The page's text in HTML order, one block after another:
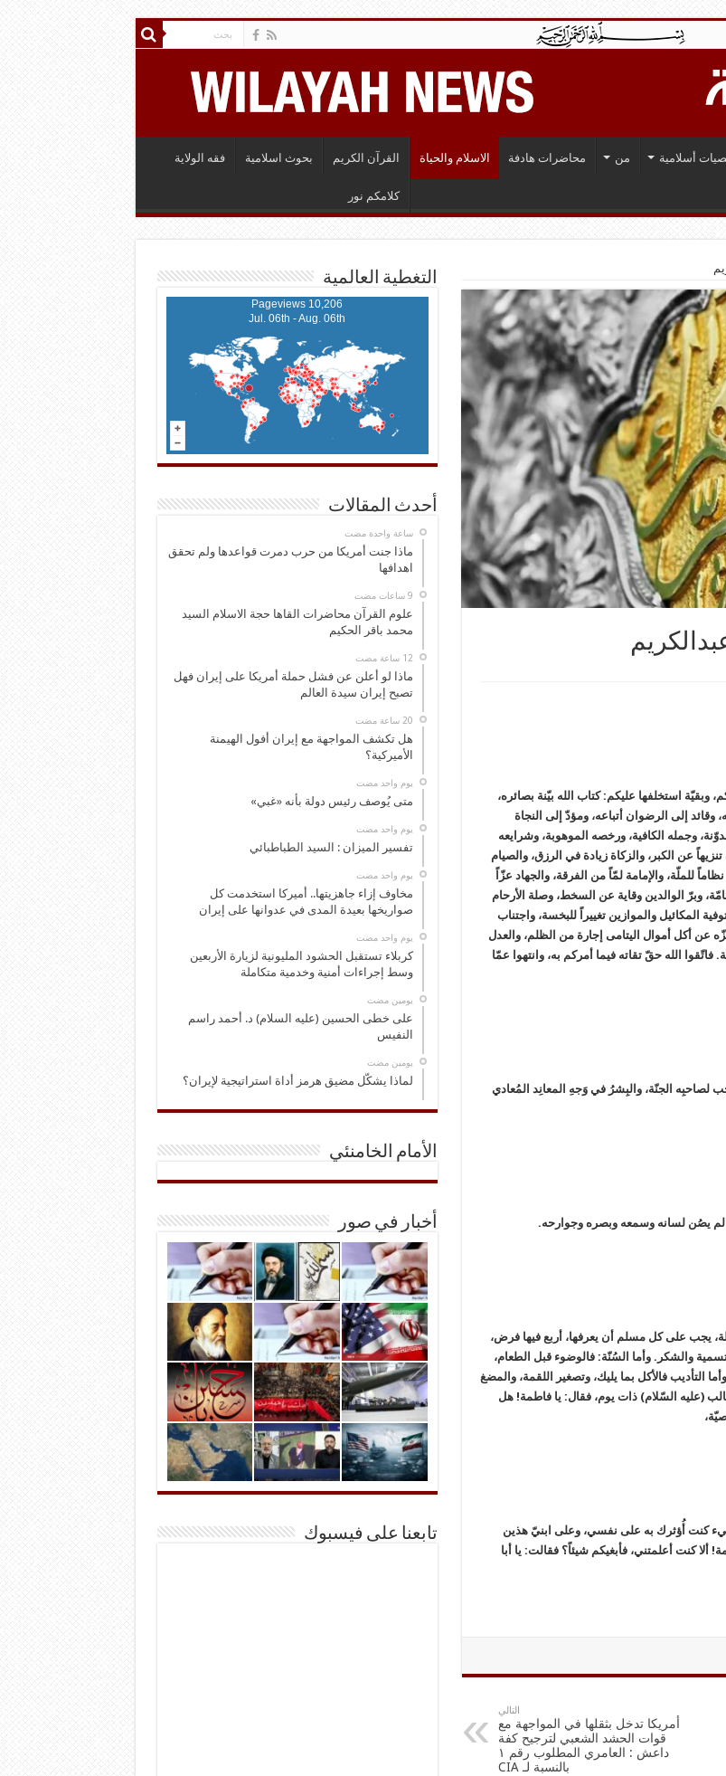
أسلامية من محاضرات هادفة الاسلام والحياة القرآن الكريم بحوث اسلامية فقه الولاية
كلامكم نور
وبقيّة استخلفها عليكم: كتاب الله بيّنة بصائره،
إلى الرضوان أتباعه، ومؤدّ إلى النجاة
وجمله الكافية، ورخصه الموهوبة، وشرايعه
عن الكبر، والزكاة زيادة في الرزق، والصيام
للملّة، والإمامة لمّاً من الفرقة، والجهاد عزّاً
وبرّ الوالدين وقاية عن السخط، وصلة الأرحام
المكائيل والموازين تغييراً للبخسة، واجتناب
عن أكل أموال اليتامى إجارة من الظلم، والعدل
الله حقّ تقاته فيما أمركم به، وانتهوا عمّا
لصاحبِه الجنّة، والبِشرُ في وَجهِ المعانِد المُعادي
يجب على كل مسلم أن يعرفها، أربع فيها فرض،
والشكر. وأما السُنّة: فالوضوء قبل الطعام،
التأديب فالأكل بما يليك، وتصغير اللقمة، والمضغ
(عليه السّلام) ذات يوم، فقال: يا فاطمة! هل
كنت أُؤثرك به على نفسي، وعلى ابنيّ هذين
كنت أعلمتني، فأبغيكم شيئاً؟ فقالت: يا أبا
التالي
أمريكا تدخل بثقلها في المواجهة مع
قوات الحشد الشعبي لترجيح كفة
داعش : العامري المطلوب رقم ۱
بالنسبة لـ CIA
التغطية العالمية
10,206 Pageviews
Jul. 06th - Aug. 06th
أحدث المقالات
‏ساعة واحدة مضت
ماذا جنت أمريكا من حرب دمرت قواعدها ولم تحقق
اهدافها
علوم القرآن محاضرات القاها حجة الاسلام السيد
محمد باقر الحكيم
ماذا لو أعلن عن فشل حملة أمريكا على إيران فهل
تصبح إيران سيدة العالم
هل تكشف المواجهة مع إيران أفول الهيمنة
الأميركية؟
‏يوم واحد مضت
متى يُوصف رئيس دولة بأنه «غبي»
‏يوم واحد مضت
تفسير الميزان : السيد الطباطبائي
‏يوم واحد مضت
مخاوف إزاء جاهزيتها.. أميركا استخدمت كل
صواريخها بعيدة المدى في عدوانها على إيران
‏يوم واحد مضت
كربلاء تستقبل الحشود المليونية لزيارة الأربعين
وسط إجراءات أمنية وخدمية متكاملة
‏يومين مضت
على خطى الحسين (عليه السلام) د. أحمد راسم
النفيس
‏يومين مضت
لماذا يشكّل مضيق هرمز أداة استراتيجية لإيران؟
الأمام الخامنئي
أخبار في صور
تابعنا على فيسبوك